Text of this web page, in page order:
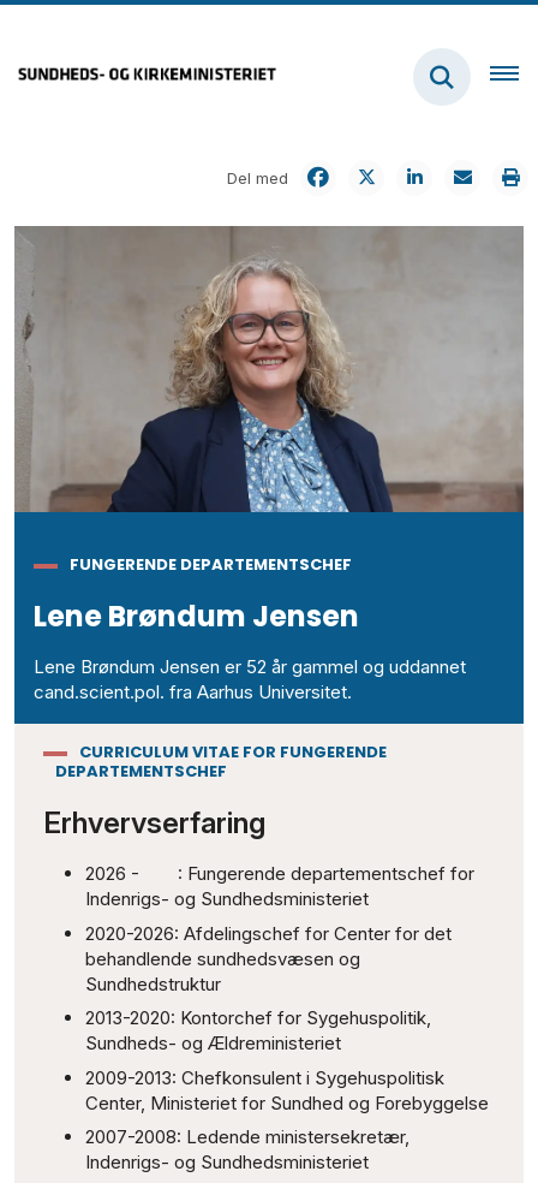
Del med
FUNGERENDE DEPARTEMENTSCHEF
Lene Brøndum Jensen
Lene Brøndum Jensen er 52 år gammel og uddannet
cand.scient.pol. fra Aarhus Universitet.
CURRICULUM VITAE FOR FUNGERENDE
DEPARTEMENTSCHEF
Erhvervserfaring
2026 - : Fungerende departementschef for
Indenrigs- og Sundhedsministeriet
2020-2026: Afdelingschef for Center for det
behandlende sundhedsvæsen og
Sundhedstruktur
2013-2020: Kontorchef for Sygehuspolitik,
Sundheds- og Ældreministeriet
2009-2013: Chefkonsulent i Sygehuspolitisk
Center, Ministeriet for Sundhed og Forebyggelse
2007-2008: Ledende ministersekretær,
Indenrigs- og Sundhedsministeriet